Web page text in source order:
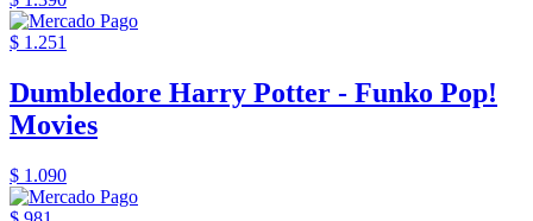
$ 1.251
Dumbledore Harry Potter - Funko Pop!
Movies
$ 1.090